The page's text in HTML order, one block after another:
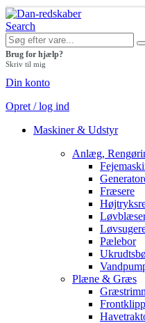
Search
Brug for hjælp?
Skriv til mig
Din konto
Opret / log ind
Maskiner & Udstyr
Anlæg,
Fræsere
Pælebor
Plæne & Græs